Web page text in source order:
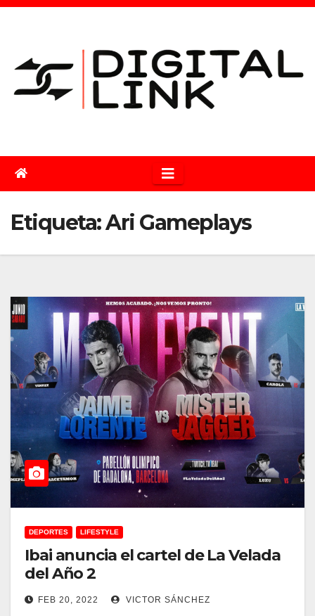
Saltar
Etiqueta:Ari Gameplays
DEPORTES LIFESTYLE
Ibai anuncia el cartel de La Velada
del Año 2
FEB 20, 2022 VICTOR SÁNCHEZ